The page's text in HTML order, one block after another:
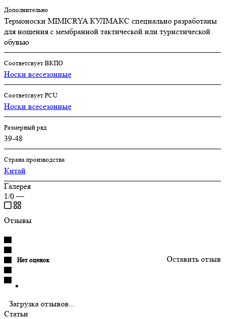
Дополнительно
Термоноски MIMICRYA КУЛМАКС специально разработаны
для ношения с мембранной тактической или туристической
обувью
Соответсвует ВКПО
Носки всесезонные
Соответсвует PCU
Носки всесезонные
Размерный ряд
39-48
Страна производства
Китай
Галерея
1/0 —
Отзывы
Нет оценок Оставить отзыв
Загрузка отзывов...
Статьи